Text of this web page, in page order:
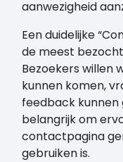
aanwezigheid
Een duidelijke
de meest
Bezoekers willen
kunnen komen,
feedback kunnen
belangrijk om
contactpagina
gebruiken is.